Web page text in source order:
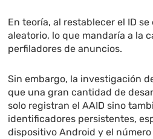
En teoría, al restablecer el ID
aleatorio, lo que mandaría a la
perfiladores de anuncios.
Sin embargo, la investigación
que una gran cantidad de
solo registran el AAID sino
identificadores persistentes,
dispositivo Android y el número